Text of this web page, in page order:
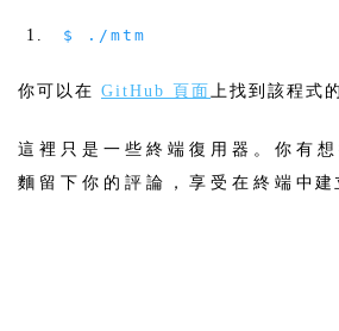
$ ./ mtm
你可以在 GitHub 頁面 上找到該程式
這裡只是一些終端復用器。你有
麵留下你的評論，享受在終端中建